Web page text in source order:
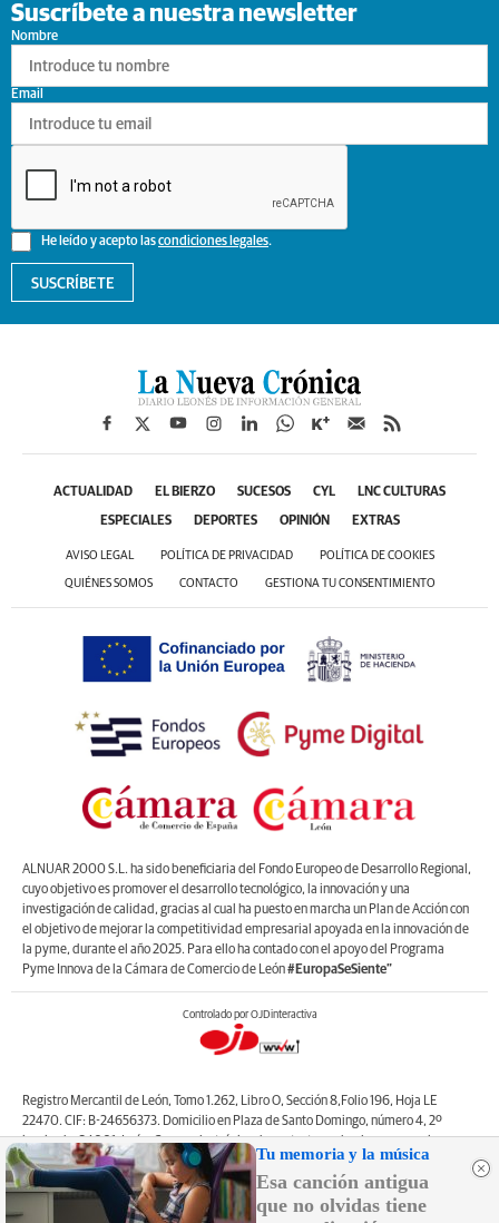
Suscríbete a nuestra newsletter
Nombre
He leído y acepto lascondiciones legales.
Email
SUSCRÍBETE
ACTUALIDAD EL BIERZO SUCESOS CYL LNC CULTURAS
ESPECIALES DEPORTES OPINIÓN EXTRAS
AVISO LEGAL POLÍTICA DE PRIVACIDAD POLÍTICA DE COOKIES
QUIÉNES SOMOS CONTACTO GESTIONA TU CONSENTIMIENTO
ALNUAR 2000 S.L. ha sido beneficiaria del Fondo Europeo de Desarrollo Regional,
cuyo objetivo es promover el desarrollo tecnológico, la innovación y una
investigación de calidad, gracias al cual ha puesto en marcha un Plan de Acción con
el objetivo de mejorar la competitividad empresarial apoyada en la innovación de
la pyme, durante el año 2025. Para ello ha contado con el apoyo del Programa
Pyme Innova de la Cámara de Comercio de León#EuropaSeSiente”
Controlado por OJDinteractiva
Registro Mercantil de León, Tomo 1.262, Libro O, Sección 8,Folio 196, Hoja LE
22470. CIF: B-24656373. Domicilio en Plaza de Santo Domingo, número 4, 2º
izquierda, 24001, León. Correo electrónico de contacto: web@lanuevacronica.com.
Copyright © ALNUAR 2000 S.L. (LA NUEVA CRÓNICA). Incluye contenidos de la
empresa, de empresas del grupo o de terceros.
Tu memoria y la música
Esa canción antigua
que no olvidas tiene